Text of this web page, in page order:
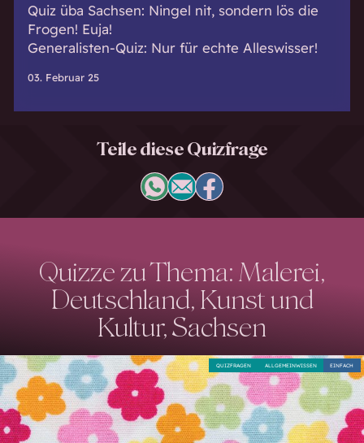
Quiz üba Sachsen: Ningel nit, sondern lös die
Frogen! Euja!
Generalisten-Quiz: Nur für echte Alleswisser!
03. Februar 25
Teile diese Quizfrage
Quizze zu Thema: Malerei,
Deutschland, Kunst und
Kultur, Sachsen
EINFACH
ALLGEMEINWISSEN
QUIZFRAGEN